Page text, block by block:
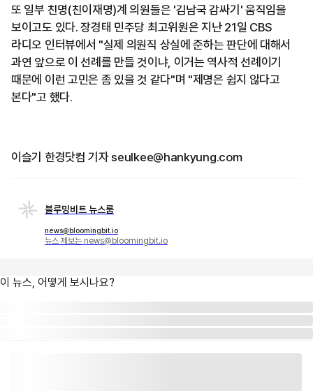
또 일부 친명(친이재명)계 의원들은 '김남국 감싸기' 움직임을
보이고도 있다. 장경태 민주당 최고위원은 지난 21일 CBS
라디오 인터뷰에서 "실제 의원직 상실에 준하는 판단에 대해서
과연 앞으로 이 선례를 만들 것이냐, 이거는 역사적 선례이기
때문에 이런 고민은 좀 있을 것 같다"며 "제명은 쉽지 않다고
본다"고 했다.
이슬기 한경닷컴 기자 seulkee@hankyung.com
블루밍비트 뉴스룸
news@bloomingbit.io
뉴스 제보는 news@bloomingbit.io
이 뉴스, 어떻게 보시나요?